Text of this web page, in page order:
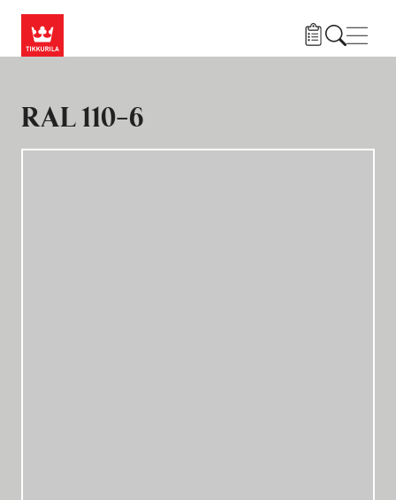
RAL 110-6